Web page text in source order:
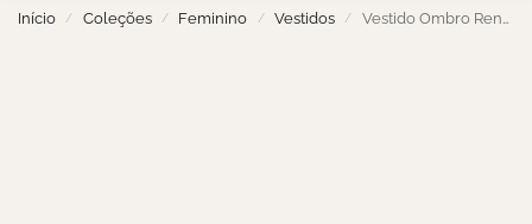
Início / Coleções / Feminino / Vestidos / Vestido Ombro Renda